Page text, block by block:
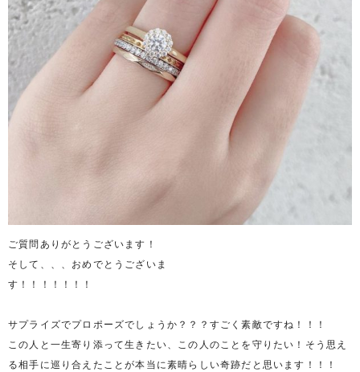
ご質問ありがとうございます！
そして、、、おめでとうございま
す！！！！！！！
サプライズでプロポーズでしょうか？？？すごく素敵ですね！！！
この人と一生寄り添って生きたい、この人のことを守りたい！そう思え
る相手に巡り合えたことが本当に素晴らしい奇跡だと思います！！！